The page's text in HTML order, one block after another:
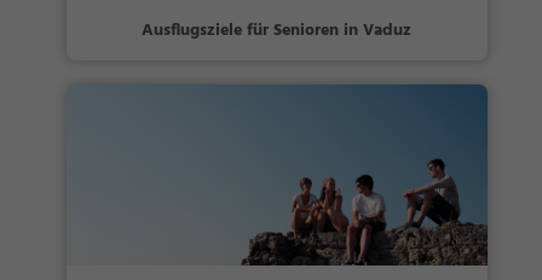
Ausflugsziele für Senioren in Vaduz